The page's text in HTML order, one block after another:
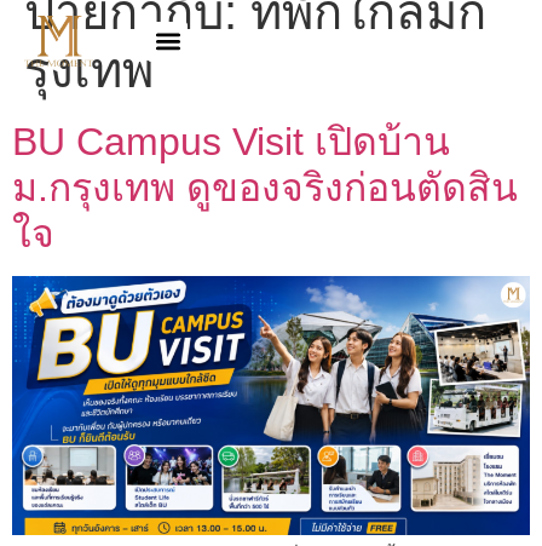
ป้ายกำกับ: ที่พักใกล้มก
รุงเทพ
BU Campus Visit เปิดบ้าน
ม.กรุงเทพ ดูของจริงก่อนตัดสิน
ใจ